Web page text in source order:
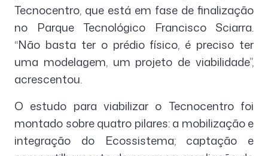
Tecnocentro, que está em fase de finalização
no Parque Tecnológico Francisco Sciarra.
“Não basta ter o prédio físico, é preciso ter
uma modelagem, um projeto de viabilidade”,
acrescentou.
O estudo para viabilizar o Tecnocentro foi
montado sobre quatro pilares: a mobilização e
integração do Ecossistema; captação e